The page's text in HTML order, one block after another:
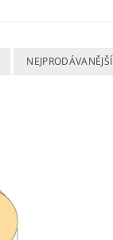
NEJPRODÁVANĚJŠÍ